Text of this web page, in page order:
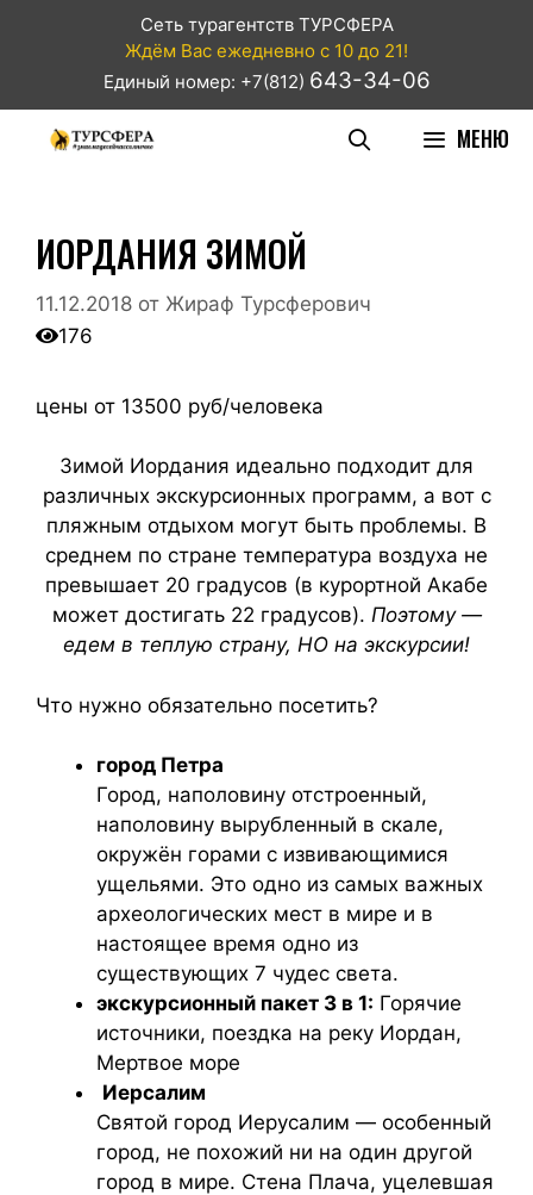
Сеть турагентств ТУРСФЕРА
Ждём Вас ежедневно с 10 до 21!
Единый номер: +7(812) 643-34-06
МЕНЮ
ИОРДАНИЯ ЗИМОЙ
11.12.2018 от Жираф Турсферович
176
цены от 13500 руб/человека
Зимой Иордания идеально подходит для
различных экскурсионных программ, а вот с
пляжным отдыхом могут быть проблемы. В
среднем по стране температура воздуха не
превышает 20 градусов (в курортной Акабе
может достигать 22 градусов). Поэтому —
едем в теплую страну, НО на экскурсии!
Что нужно обязательно посетить?
город Петра
Город, наполовину отстроенный,
наполовину вырубленный в скале,
окружён горами с извивающимися
ущельями. Это одно из самых важных
археологических мест в мире и в
настоящее время одно из
существующих 7 чудес света.
экскурсионный пакет 3 в 1: Горячие
источники, поездка на реку Иордан,
Мертвое море
Иерсалим
Святой город Иерусалим — особенный
город, не похожий ни на один другой
город в мире. Стена Плача, уцелевшая